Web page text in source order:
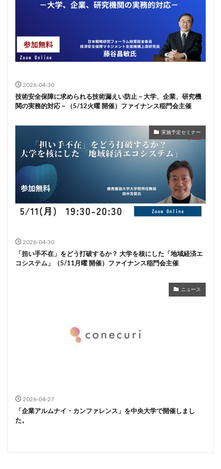
2026-04-30
技術安全保障に求められる技術漏えい防止－大学、企業、研究機
関の実務的対応－（5/12火曜 開催）ファイナンス稲門会主催
実施予定セミナー
2026-04-30
「担い手不在」をどう打破するか？ 大学を核にした「地域経済エ
コシステム」（5/11月曜 開催）ファイナンス稲門会主催
ニュース
2026-04-27
「企業アルムナイ・カンファレンス」を中央大学で開催しまし
た。